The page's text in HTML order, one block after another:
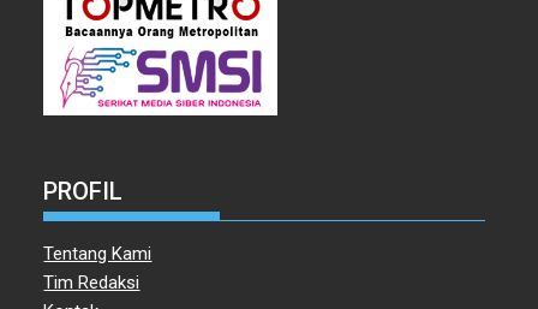
PROFIL
Tentang Kami
Tim Redaksi